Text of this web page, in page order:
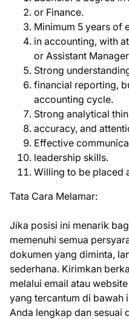
or Finance.
Minimum 5 years of
in accounting, with
or Assistant
Strong
financial reporting,
accounting cycle.
Strong analytical
accuracy, and
Effective
leadership skills.
Willing to be placed
Tata Cara Melamar:
Jika posisi ini menarik
memenuhi semua
dokumen yang diminta,
sederhana. Kirimkan
melalui email atau
yang tercantum di bawah
Anda lengkap dan sesuai